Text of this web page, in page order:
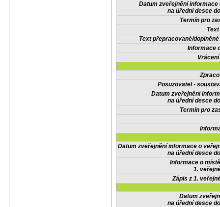
Datum zveřejnění informace
na úřední desce
Termín pro
Text přepracované/
Informace
Posuzovatel -
Datum zveřejnění
na úřední desce
Termín pro
Datum zveřejnění informace o
na úřední desce
Informace o
1.
Zápis z 1.
Datum
na úřední desce